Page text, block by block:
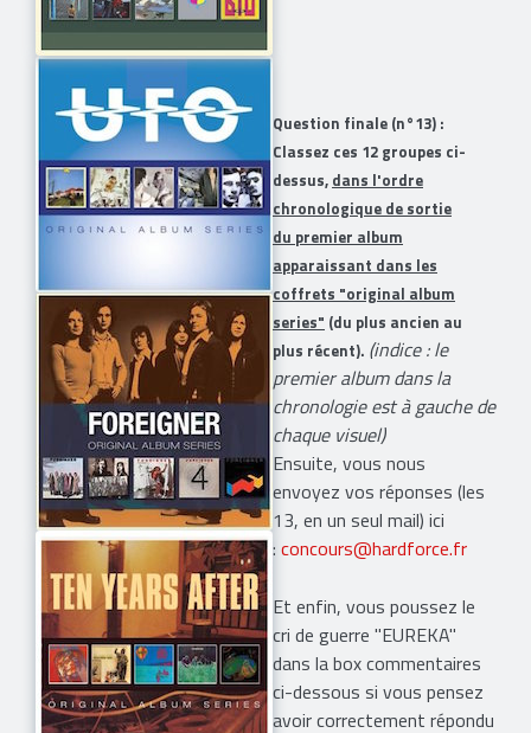
Question finale (n°13) :
Classez ces 12 groupes ci-
dessus, dans l'ordre
chronologique de sortie
du premier album
apparaissant dans les
coffrets "original album
series" (du plus ancien au
plus récent). (indice : le
premier album dans la
chronologie est à gauche de
chaque visuel)
Ensuite, vous nous
envoyez vos réponses (les
13, en un seul mail) ici
: concours@hardforce.fr
Et enfin, vous poussez le
cri de guerre "EUREKA"
dans la box commentaires
ci-dessous si vous pensez
avoir correctement répondu